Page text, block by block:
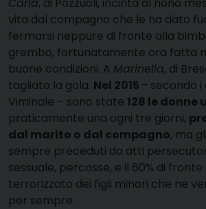
vita dal compagno che le ha dato
fermarsi neppure di fronte alla
grembo, fortunatamente ora fatta
buone condizioni. A Marinella, di
tagliato la gola. Nel 2015 – secondo i
Viminale – sono state 128 le donne
praticamente una ogni tre giorni,
dal marito o dal compagno, ma
sempre preceduti da atti
sessuale, percosse, e il 60% di
terrorizzato dei figli minori che ne
per sempre.